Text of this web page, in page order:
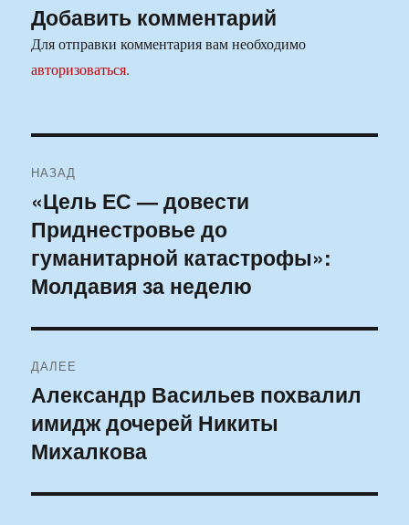
Добавить комментарий
Для отправки комментария вам необходимо
авторизоваться.
по
записям
НАЗАД
Предыдущая
запись:
«Цель ЕС — довести
Приднестровье до
гуманитарной катастрофы»:
Молдавия за неделю
ДАЛЕЕ
Следующая
запись:
Александр Васильев похвалил
имидж дочерей Никиты
Михалкова